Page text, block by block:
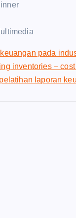
pada
inventories –
pelatihan laporan